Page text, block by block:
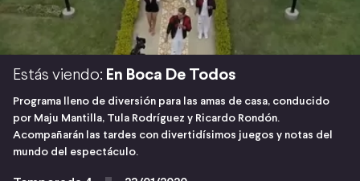
Estás viendo: En Boca De Todos
Programa lleno de diversión para las amas de casa, conducido
por Maju Mantilla, Tula Rodríguez y Ricardo Rondón.
Acompañarán las tardes con divertidísimos juegos y notas del
mundo del espectáculo.